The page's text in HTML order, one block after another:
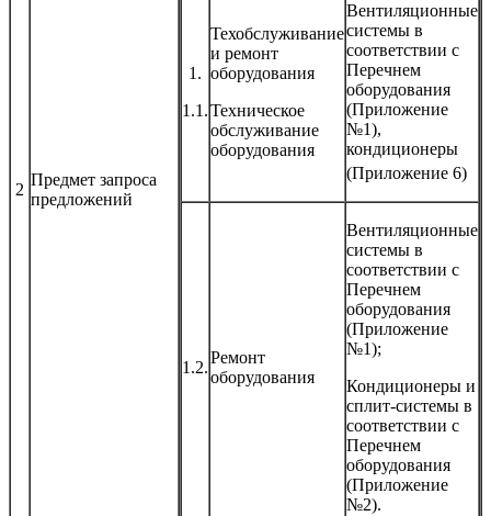
2
Предмет запроса
предложений
1.
1.1.
Техобслуживание
и ремонт
оборудования
Техническое
обслуживание
оборудования
Вентиляционные
системы в
соответствии с
Перечнем
оборудования
(Приложение
№1),
кондиционеры
(Приложение 6)
1.2.
Ремонт
оборудования
Вентиляционные
системы в
соответствии с
Перечнем
оборудования
(Приложение
№1);
Кондиционеры и
сплит-системы в
соответствии с
Перечнем
оборудования
(Приложение
№2).